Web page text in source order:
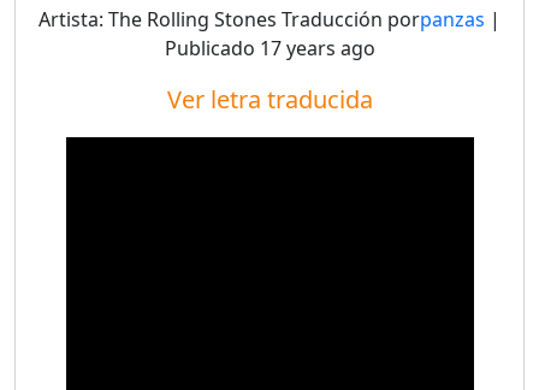
Artista: The Rolling Stones Traducción porpanzas |
Publicado 17 years ago
Ver letra traducida